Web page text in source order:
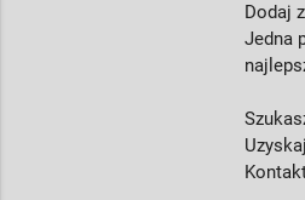
Dodaj
Jedna